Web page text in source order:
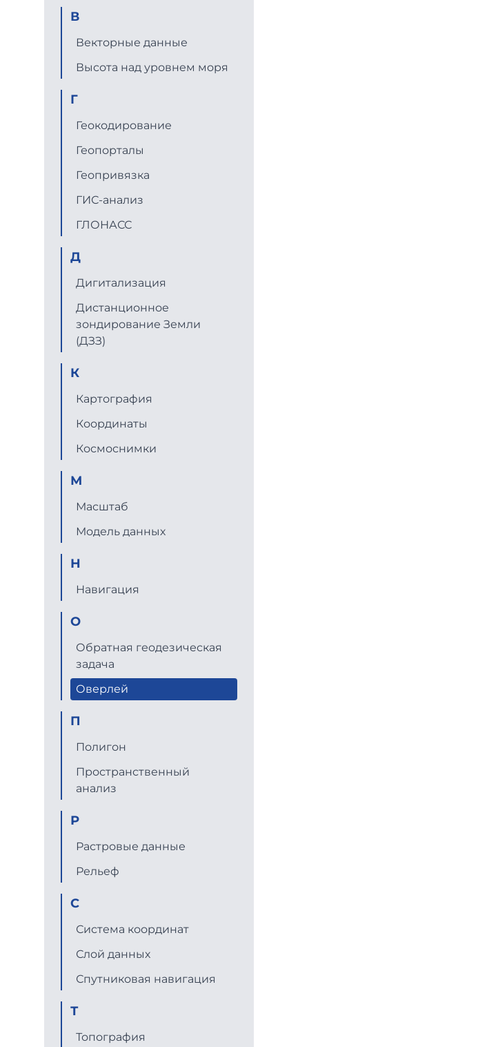
В
Векторные данные
Высота над уровнем моря
Г
Геокодирование
Геопорталы
Геопривязка
ГИС-анализ
ГЛОНАСС
Д
Дигитализация
Дистанционное
зондирование Земли
(ДЗЗ)
К
Картография
Координаты
Космоснимки
М
Масштаб
Модель данных
Н
Навигация
О
Обратная геодезическая
задача
Оверлей
П
Полигон
Пространственный
анализ
Р
Растровые данные
Рельеф
С
Система координат
Слой данных
Спутниковая навигация
Т
Топография